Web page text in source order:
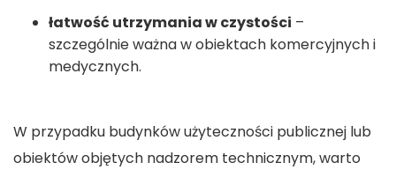
łatwość utrzymania w czystości –
szczególnie ważna w obiektach komercyjnych i
medycznych.
W przypadku budynków użyteczności publicznej lub
obiektów objętych nadzorem technicznym, warto